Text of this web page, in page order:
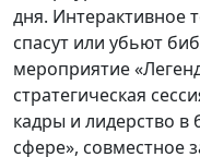
дня. Интерактивное
спасут или убьют
мероприятие
стратегическая
кадры и лидерство
сфере», совместное